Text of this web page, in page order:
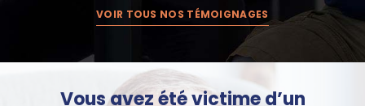
VOIR TOUS NOS TÉMOIGNAGES
Vous avez été victime d’un